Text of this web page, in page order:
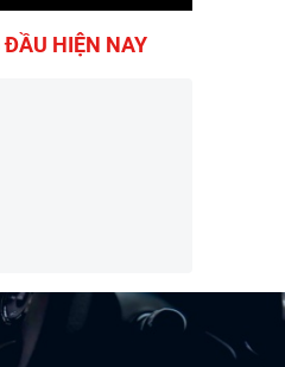
ĐẦU HIỆN NAY